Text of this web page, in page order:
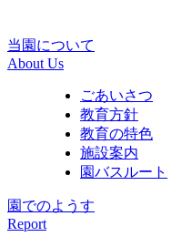
当園について
About Us
ごあいさつ
教育方針
教育の特色
施設案内
園バスルート
園でのようす
Report